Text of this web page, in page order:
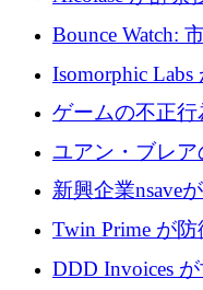
り組むために
Bounce Watch:
ためのインテ
Isomorphic
ネオバンク後
ア進化
ゲームの不正
ップを紹介する
ユアン・ブレ
ドルで7,000万
新興企業nsave
たシリア人に
Twin Prime が
ロンティア AI
DDD Invoices